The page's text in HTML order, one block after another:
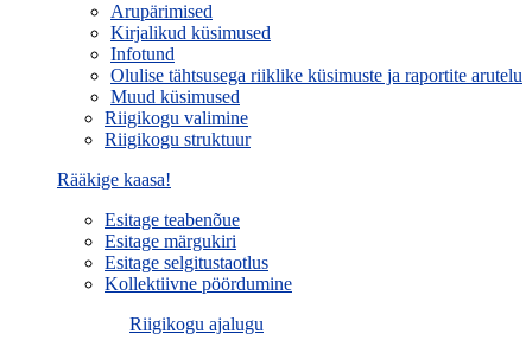
Arupärimised
Kirjalikud küsimused
Infotund
Olulise tähtsusega riiklike küsimuste ja raportite arutelu
Muud küsimused
Riigikogu valimine
Riigikogu struktuur
Rääkige kaasa!
Esitage teabenõue
Esitage märgukiri
Esitage selgitustaotlus
Kollektiivne pöördumine
Riigikogu ajalugu